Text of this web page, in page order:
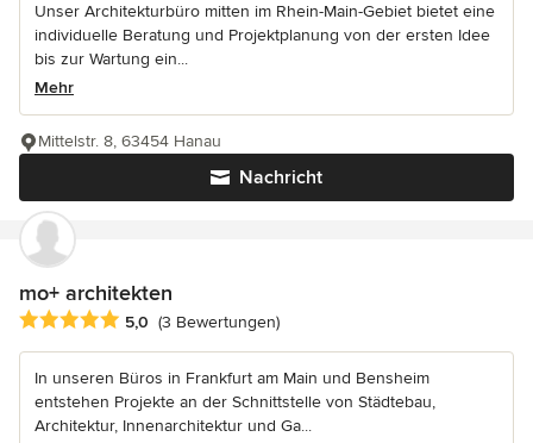
Unser Architekturbüro mitten im Rhein-Main-Gebiet bietet eine
individuelle Beratung und Projektplanung von der ersten Idee
bis zur Wartung ein...
Mehr
Nachricht
Mittelstr. 8, 63454 Hanau
mo+ architekten
Durchschnittliche Bewertung: 5 von 5 Sternen
5,0 (3 Bewertungen)
In unseren Büros in Frankfurt am Main und Bensheim
entstehen Projekte an der Schnittstelle von Städtebau,
Architektur, Innenarchitektur und Ga...